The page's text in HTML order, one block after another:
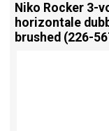
Niko Rocker 3-
horizontale
brushed (226-